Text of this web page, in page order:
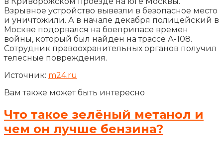
Взрывное устройство вывезли в безопасное место
и уничтожили. А в начале декабря полицейский в
Москве подорвался на боеприпасе времен
войны, который был найден на трассе А-108.
Сотрудник правоохранительных органов получил
телесные повреждения.
Источник: m24.ru
Вам также может быть интересно
Что такое зелёный метанол и
чем он лучше бензина?